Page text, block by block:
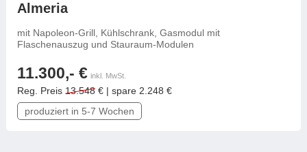
Almeria
mit Napoleon-Grill, Kühlschrank, Gasmodul mit
Flaschenauszug und Stauraum-Modulen
11.300,- € inkl. MwSt.
Reg. Preis 13.548 € | spare 2.248 €
produziert in 5-7 Wochen